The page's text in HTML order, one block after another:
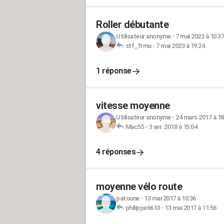
Roller débutante
Utilisateur anonyme- 7 mai 2023 à 10:37
stf_frmu- 7 mai 2023 à 19:24
1 réponse
vitesse moyenne
Utilisateur anonyme- 24 mars 2017 à
Mac55- 3 avr. 2018 à 15:04
4 réponses
moyenne vélo route
patoune- 13 mai 2017 à 10:36
philippe6613- 13 mai 2017 à 11:56